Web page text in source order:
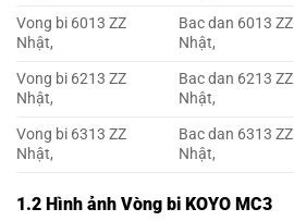
Vong bi 6013 ZZ
Nhật,
Bac dan 6013 ZZ
Nhật,
Vong bi 6213 ZZ
Nhật,
Bac dan 6213 ZZ
Nhật,
Vong bi 6313 ZZ
Nhật,
Bac dan 6313 ZZ
Nhật,
1.2 Hình ảnh Vòng bi KOYO MC3